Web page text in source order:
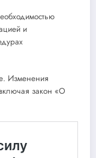
и
Изменения
закон «О